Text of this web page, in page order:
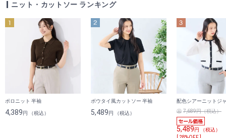
ニット・カットソー ランキング
ポロニット 半袖
4,389円 （税込）
ボウタイ風カットソー 半袖
5,489円 （税込）
配色シアーニットジ
7,689円（税込）
5,489円 （税込）